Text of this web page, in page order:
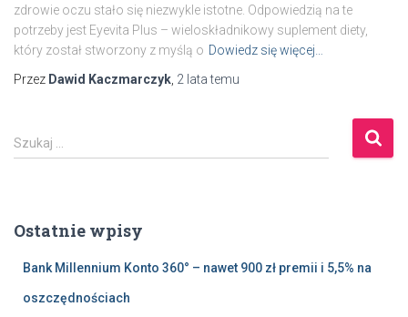
zdrowie oczu stało się niezwykle istotne. Odpowiedzią na te
potrzeby jest Eyevita Plus – wieloskładnikowy suplement diety,
który został stworzony z myślą o Dowiedz się więcej…
Przez Dawid Kaczmarczyk 2 latatemu
S
z
j
Szukaj …
Ostatnie wpisy
Bank Millennium Konto 360° – nawet 900 zł premii i 5,5% na
oszczędnościach